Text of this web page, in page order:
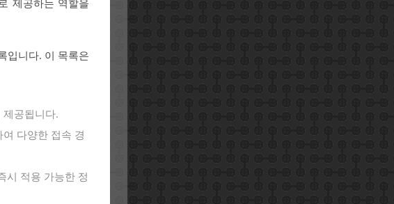
제공하는 역할을
입니다. 이 목록은
제공됩니다.
다양한 접속 경
시 적용 가능한 정